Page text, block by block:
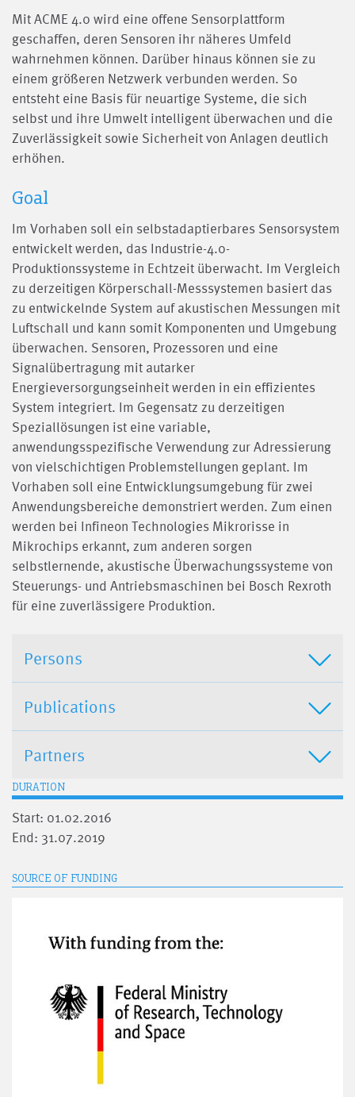
Mit ACME 4.0 wird eine offene Sensorplattform
geschaffen, deren Sensoren ihr näheres Umfeld
wahrnehmen können. Darüber hinaus können sie zu
einem größeren Netzwerk verbunden werden. So
entsteht eine Basis für neuartige Systeme, die sich
selbst und ihre Umwelt intelligent überwachen und die
Zuverlässigkeit sowie Sicherheit von Anlagen deutlich
erhöhen.
Goal
Im Vorhaben soll ein selbstadaptierbares Sensorsystem
entwickelt werden, das Industrie-4.0-
Produktionssysteme in Echtzeit überwacht. Im Vergleich
zu derzeitigen Körperschall-Messsystemen basiert das
zu entwickelnde System auf akustischen Messungen mit
Luftschall und kann somit Komponenten und Umgebung
überwachen. Sensoren, Prozessoren und eine
Signalübertragung mit autarker
Energieversorgungseinheit werden in ein effizientes
System integriert. Im Gegensatz zu derzeitigen
Speziallösungen ist eine variable,
anwendungsspezifische Verwendung zur Adressierung
von vielschichtigen Problemstellungen geplant. Im
Vorhaben soll eine Entwicklungsumgebung für zwei
Anwendungsbereiche demonstriert werden. Zum einen
werden bei Infineon Technologies Mikrorisse in
Mikrochips erkannt, zum anderen sorgen
selbstlernende, akustische Überwachungssysteme von
Steuerungs- und Antriebsmaschinen bei Bosch Rexroth
für eine zuverlässigere Produktion.
Persons
Publications
Partners
DURATION
Start: 01.02.2016
End: 31.07.2019
SOURCE OF FUNDING